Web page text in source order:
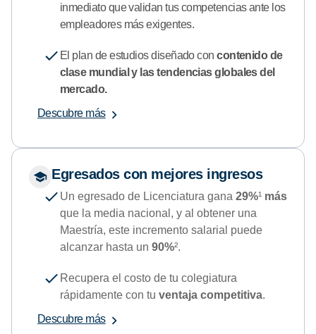
inmediato que validan tus competencias ante los
empleadores más exigentes.
El plan de estudios diseñado concontenido de
clase mundial y las tendencias globales del
mercado.
Descubre más
Egresados con mejores ingresos
Un egresado de Licenciatura gana 29%¹ más
que la media nacional, y al obtener una
Maestría, este incremento salarial puede
alcanzar hasta un 90%².
Recupera el costo de tu colegiatura
rápidamente con tu ventaja competitiva.
Descubre más